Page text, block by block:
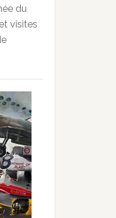
du
visites